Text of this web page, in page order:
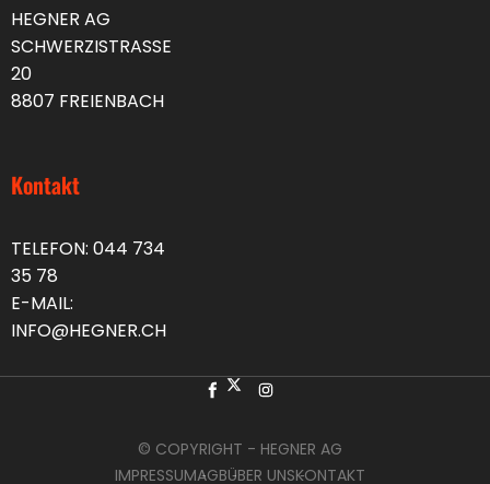
HEGNER AG
SCHWERZISTRASSE
20
8807 FREIENBACH
Kontakt
TELEFON: 044 734
35 78
E-MAIL:
INFO@HEGNER.CH
© COPYRIGHT - HEGNER AG
IMPRESSUMAGBÜBER UNSKONTAKT